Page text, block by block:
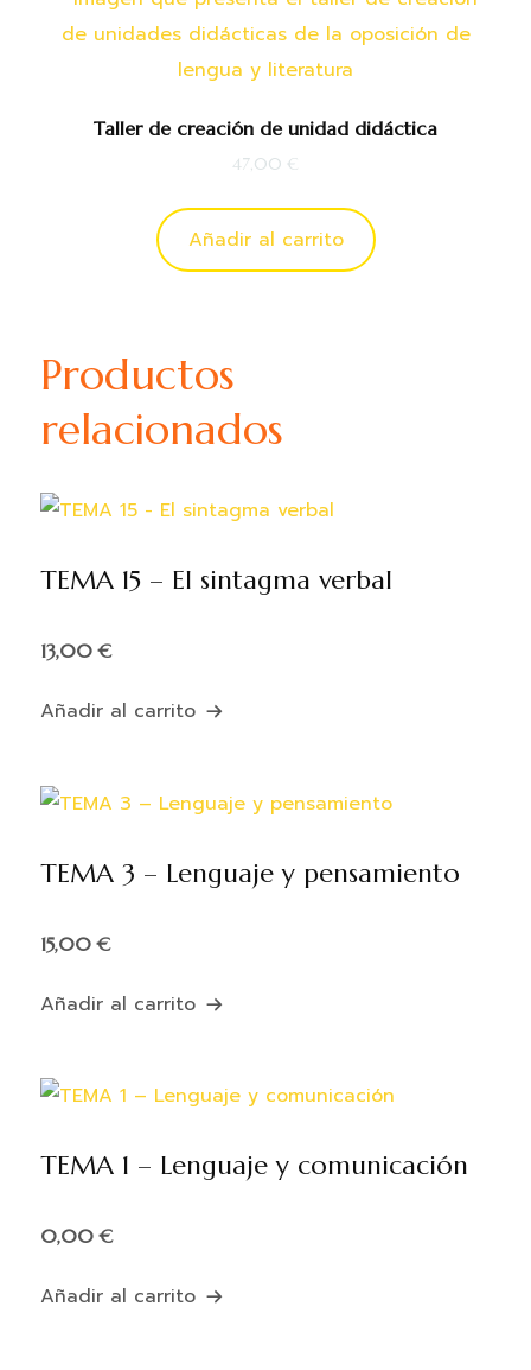
Taller de creación de unidad didáctica
47,00 €
Añadir al carrito
Productos
relacionados
TEMA 15 – El sintagma verbal
13,00€
Añadir al carrito
TEMA 3 – Lenguaje y pensamiento
15,00€
Añadir al carrito
TEMA 1 – Lenguaje y comunicación
0,00€
Añadir al carrito